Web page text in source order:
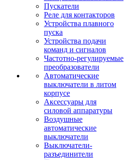
Пускатели
Реле для контакторов
Устройства плавного
пуска
Устройства подачи
команд и сигналов
Частотно-регулируемые
преобразователи
Автоматические
выключатели в литом
корпусе
Аксессуары для
силовой аппаратуры
Воздушные
автоматические
выключатели
Выключатели-
разъединители